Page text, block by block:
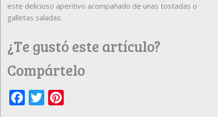
este delicioso aperitivo acompañado de unas tostadas o
galletas saladas.
¿Te gustó este artículo?
Compártelo
Facebook
Twitter